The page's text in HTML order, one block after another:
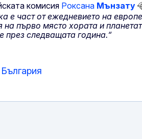
комисия Роксана Мънзату
е част от ежедневието на
на първо място хората и
през следващата година.“